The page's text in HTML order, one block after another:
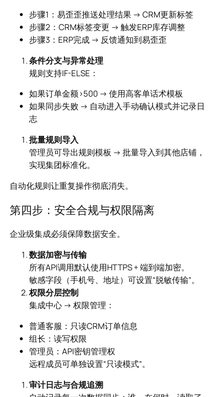
步骤1：易歪歪推送处理结果 → CRM更新标签
步骤2：CRM标签变更 → 触发ERP库存调整
步骤3：ERP完成 → 反馈通知到易歪歪
条件分支与异常处理
规则支持IF-ELSE：
如果订单金额>500 → 使用高客单话术模板
如果同步失败 → 自动进入手动确认模式并记录日
志
批量规则导入
管理员可导出规则模板 → 批量导入到其他店铺，
实现集团标准化。
自动化规则让重复操作彻底消失。
第四步：安全合规与权限隔离
企业级集成必须保障数据安全。
数据加密与传输
所有API调用默认使用HTTPS + 端到端加密。
敏感字段（手机号、地址）可设置“脱敏传输”。
权限分层控制
集成中心 → 权限管理：
普通客服：只读CRM订单信息
组长：读写权限
管理员：API密钥管理权
远程成员可单独设置“只读模式”。
审计日志与合规追溯